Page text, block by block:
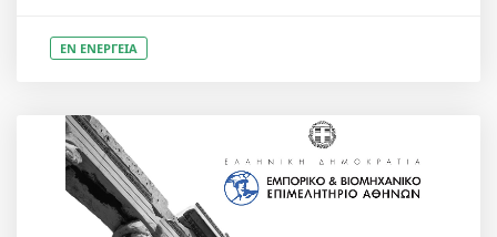
ΕΝ ΕΝΕΡΓΕΙΑ